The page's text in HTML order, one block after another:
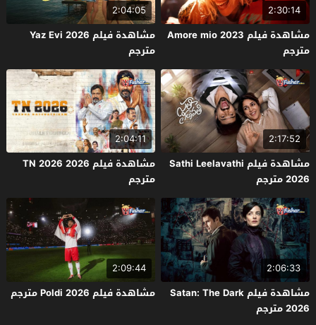
2:30:14
مشاهدة فيلم Amore mio 2023
مترجم
2:04:05
مشاهدة فيلم Yaz Evi 2026
مترجم
2:17:52
مشاهدة فيلم Sathi Leelavathi
2026 مترجم
2:04:11
مشاهدة فيلم TN 2026 2026
مترجم
2:06:33
مشاهدة فيلم Satan: The Dark
2026 مترجم
2:09:44
مشاهدة فيلم Poldi 2026 مترجم